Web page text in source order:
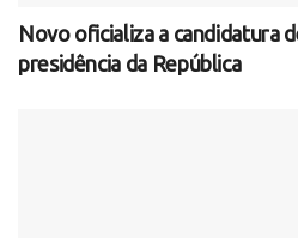
Novo oficializa a candidatura
presidência da República